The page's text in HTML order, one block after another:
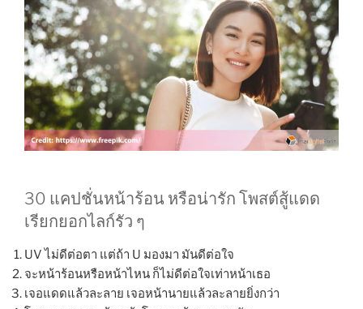
30 แคปชั่นหน้าร้อน หรือน่ารัก โพสต์สู้แดด
เรียกยอกไลก์รัว ๆ
UV ไม่ดีต่อตา แต่ถ้า U มองมา มันดีต่อใจ
จะหน้าร้อนหรือหน้าไหน ก็ไม่ดีต่อใจเท่าหน้าเธอ
เจอแดดแล้วละลาย เจอหน้านายแล้วละลายยิ่งกว่า